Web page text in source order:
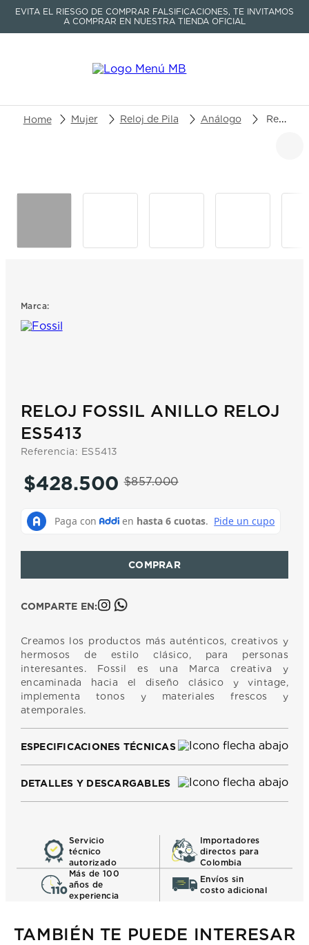
EVITA EL RIESGO DE COMPRAR FALSIFICACIONES, TE INVITAMOS
A COMPRAR EN NUESTRA TIENDA OFICIAL
Buscar un producto o artículo
Mujer Reloj de Pila Análogo Reloj Fossil Anillo reloj ES5413
Marca:
RELOJ FOSSIL ANILLO RELOJ
ES5413
Referencia: ES5413
$857.000
$428.500
COMPARTE EN:
Creamos los productos más auténticos, creativos y
hermosos de estilo clásico, para personas
interesantes. Fossil es una Marca creativa y
encaminada hacia el diseño clásico y vintage,
implementa tonos y materiales frescos y
atemporales.
ESPECIFICACIONES TÉCNICAS
DETALLES Y DESCARGABLES
Servicio
técnico
autorizado
Importadores
directos para
Colombia
Más de 100
años de
experiencia
Envíos sin
costo adicional
TAMBIÉN TE PUEDE INTERESAR
4.
tissot